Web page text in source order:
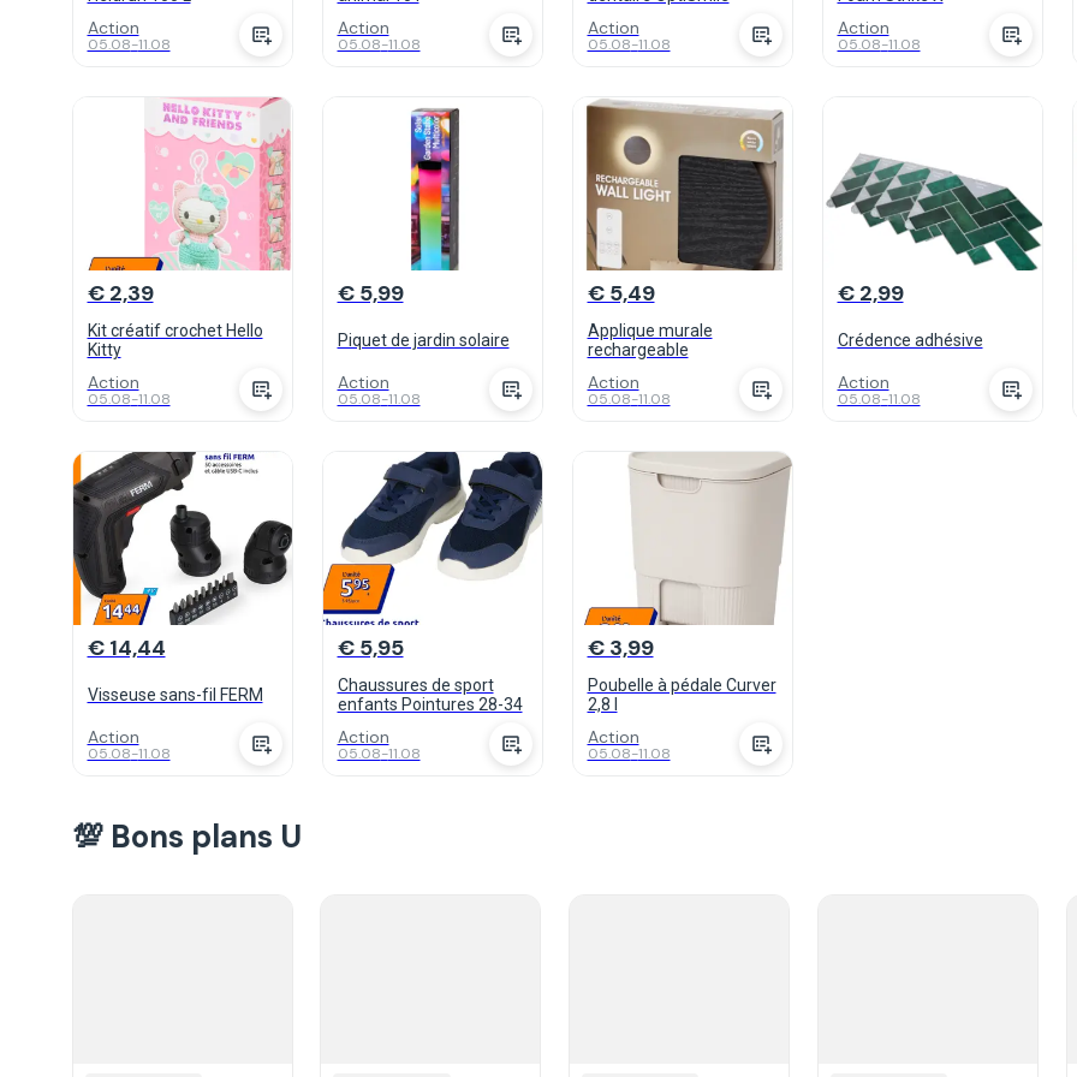
Action
05.08-11.08
Action
05.08-11.08
Action
05.08-11.08
Action
05.08-11.08
€ 2,39
Kit créatif crochet Hello
Kitty
Action
05.08-11.08
€ 5,99
Piquet de jardin solaire
Action
05.08-11.08
€ 5,49
Applique murale
rechargeable
Action
05.08-11.08
€ 2,99
Crédence adhésive
Action
05.08-11.08
€ 14,44
Visseuse sans-fil FERM
Action
05.08-11.08
€ 5,95
Chaussures de sport
enfants Pointures 28-34
Action
05.08-11.08
€ 3,99
Poubelle à pédale Curver
2,8 l
Action
05.08-11.08
💯 Bons plans U